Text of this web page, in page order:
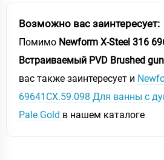
Возможно вас заинтересует:
Помимо Newform X-Steel 316
Встраиваемый PVD Brushed
вас также заинтересует и
69641CX.59.098 Для ванны с
Pale Gold в нашем каталоге